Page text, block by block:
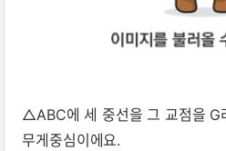
△ABC에 세 중선을 그 교점을 G
무게중심이에요.